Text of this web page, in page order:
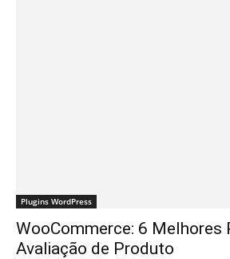
Plugins WordPress
WooCommerce: 6 Melhores
Avaliação de Produto